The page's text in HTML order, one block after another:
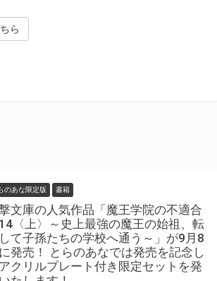
ら
のあな限定版 書籍
文庫の人気作品「魔王学院の不適合
〈上〉～史上最強の魔王の始祖、転
て子孫たちの学校へ通う～」が9月8
発売！ とらのあなでは発売を記念し
クリルプレート付き限定セットを発